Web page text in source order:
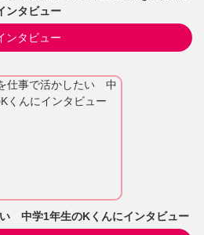
ンタビュー
ンタビュー
中学1年生のKくんにインタビュー